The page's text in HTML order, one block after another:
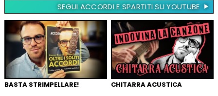
SEGUI ACCORDI E SPARTITI SU YOUTUBE
BASTA STRIMPELLARE! CHITARRA ACUSTICA